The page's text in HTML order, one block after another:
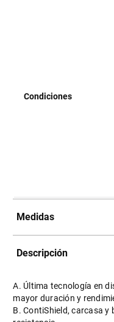
Condiciones
Medidas
Descripción
A. Última tecnología en
mayor duración y
B. ContiShield, carcasa